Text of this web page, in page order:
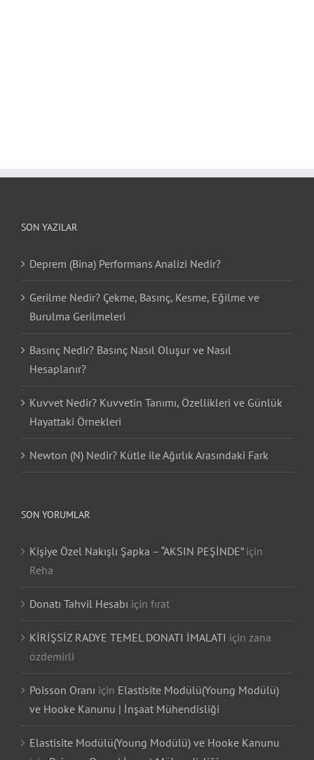
SON YAZILAR
Deprem (Bina) Performans Analizi Nedir?
Gerilme Nedir? Çekme, Basınç, Kesme, Eğilme ve
Burulma Gerilmeleri
Basınç Nedir? Basınç Nasıl Oluşur ve Nasıl
Hesaplanır?
Kuvvet Nedir? Kuvvetin Tanımı, Özellikleri ve Günlük
Hayattaki Örnekleri
Newton (N) Nedir? Kütle ile Ağırlık Arasındaki Fark
SON YORUMLAR
Kişiye Özel Nakışlı Şapka – “AKSIN PEŞİNDE”için
Reha
Donatı Tahvil Hesabı için fırat
KİRİŞSİZ RADYE TEMEL DONATI İMALATI için zana
özdemirli
Poisson Oranı için Elastisite Modülü(Young Modülü)
ve Hooke Kanunu | İnşaat Mühendisliği
Elastisite Modülü(Young Modülü) ve Hooke Kanunu